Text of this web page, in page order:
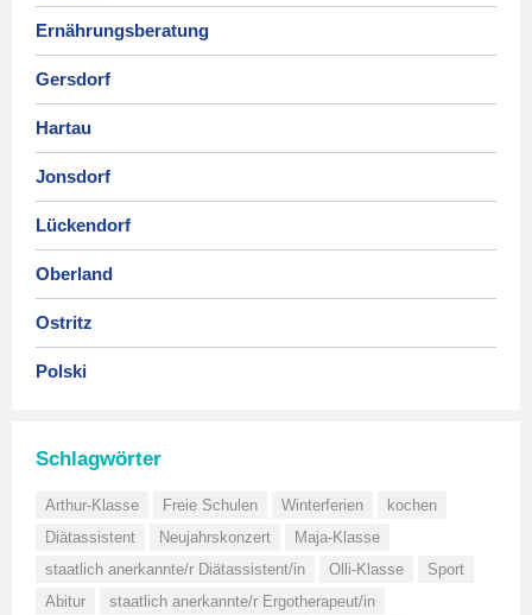
Ernährungsberatung
Gersdorf
Hartau
Jonsdorf
Lückendorf
Oberland
Ostritz
Polski
Schlagwörter
Arthur-Klasse Freie Schulen Winterferien
kochen
Diätassistent
Neujahrskonzert
Maja-Klasse
staatlich anerkannte/r Diätassistent/in
Olli-Klasse
Sport
Abitur
staatlich anerkannte/r Ergotherapeut/in